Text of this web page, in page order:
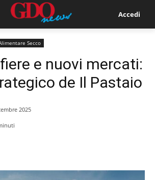
Accedi
Secco
e nuovi mercati:
de Il Pastaio
2025